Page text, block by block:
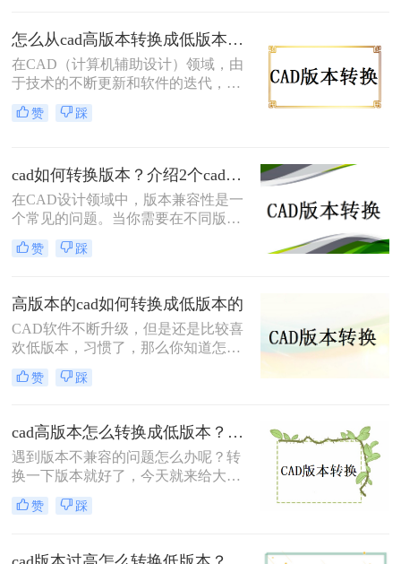
本，提高工作效率，CAD版本转换成
为了一个必要的步骤。本文将详细介
绍如何进行cad版本转换的方法，并提
供一些实用的技巧。
怎么从cad高版本转换成低版本？教你四个小妙招轻松搞定！
在CAD（计算机辅助设计）领域，由
于技术的不断更新和软件的迭代，我
们常常会遇到CAD文件版本不兼容的
问题。特别是在项目合作、文件传输
本，导致无法直接打开高版本的CAD
文件。此时，将CAD高版本转换成低
版本就显得尤为重要。那么怎么从
介绍几种将CAD高版本转换成低版本
赞 踩
cad如何转换版本？介绍2个cad版本转换方法！
在CAD设计领域中，版本兼容性是一
个常见的问题。当你需要在不同版本
的CAD软件之间进行文件转换时，可
能会遇到一些困扰。那么cad如何转换
的方法，帮助你解决CAD版本转换的
问题。
赞 踩
高版本的cad如何转换成低版本的
CAD软件不断升级，但是还是比较喜
欢低版本，习惯了，那么你知道怎么
高版本的cad如何转换成低版本的吗？
今天我们来谈谈如何cad版本转换器，
你的朋友，希望能帮助到大家哦。
赞 踩
cad高版本怎么转换成低版本？推荐这三种方法给大家！
遇到版本不兼容的问题怎么办呢？转
换一下版本就好了，今天就来给大家
讲讲cad高版本怎么转换成低版本的事
项，工作中经常会遇到这样的问题，
最好的方法就是转换一下版本，那么
赞 踩